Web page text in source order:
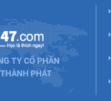
TY CỔ PHẦN
PHÁT